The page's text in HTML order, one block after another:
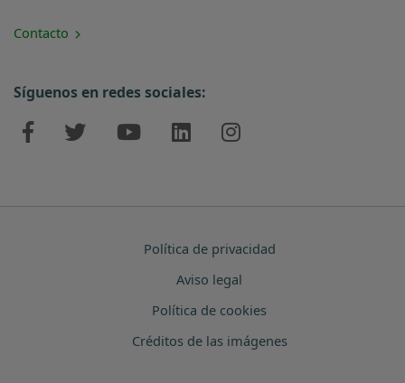
Contacto
Síguenos en redes sociales:
Política de privacidad
Aviso legal
Política de cookies
Créditos de las imágenes